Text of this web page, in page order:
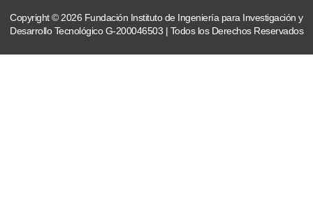
Copyright © 2026 Fundación Instituto de Ingeniería para Investigación y
Desarrollo Tecnológico G-200046503 | Todos los Derechos Reservados